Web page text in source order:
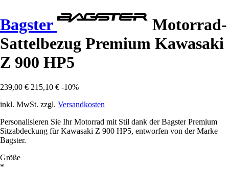
Bagster
Motorrad-
Sattelbezug Premium Kawasaki
Z 900 HP5
239,00 € 215,10 € -10%
inkl. MwSt. zzgl. Versandkosten
Personalisieren Sie Ihr Motorrad mit Stil dank der Bagster Premium
Sitzabdeckung für Kawasaki Z 900 HP5, entworfen von der Marke
Bagster.
Größe
*